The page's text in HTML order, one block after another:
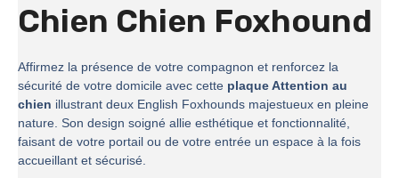
Chien Chien Foxhound
Affirmez la présence de votre compagnon et renforcez la
sécurité de votre domicile avec cette plaque Attention au
chien illustrant deux English Foxhounds majestueux en pleine
nature. Son design soigné allie esthétique et fonctionnalité,
faisant de votre portail ou de votre entrée un espace à la fois
accueillant et sécurisé.